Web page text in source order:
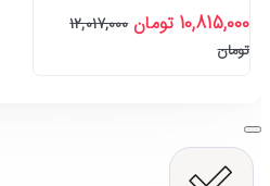
10,815,000 تومان
12,017,000
تومان